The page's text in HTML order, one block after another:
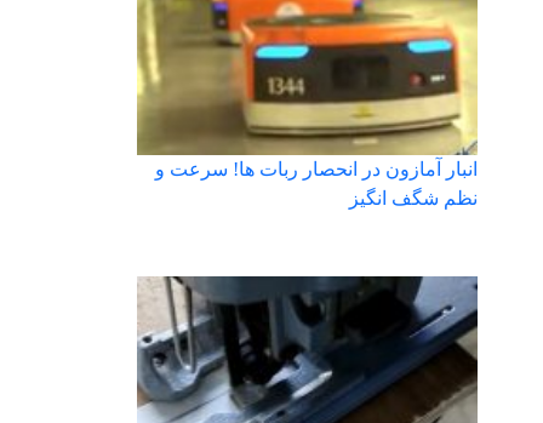
انبار آمازون در انحصار ربات ها! سرعت و
نظم شگف انگیز